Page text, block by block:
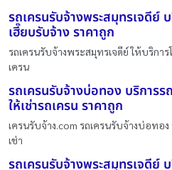
รถเครนรับจ้างพระสมุทรเจดีย์
เฮี๊ยบรับจ้าง ราคาถูก
รถเครนรับจ้างพระสมุทรเจดีย์ ให้บริการ
เครน
รถเครนรับจ้างบ่อทอง บริการร
ให้เช่ารถเครน ราคาถูก
เครนรับจ้าง.com รถเครนรับจ้างบ่อทอง
เช่า
รถเครนรับจ้างพระสมุทรเจดีย์